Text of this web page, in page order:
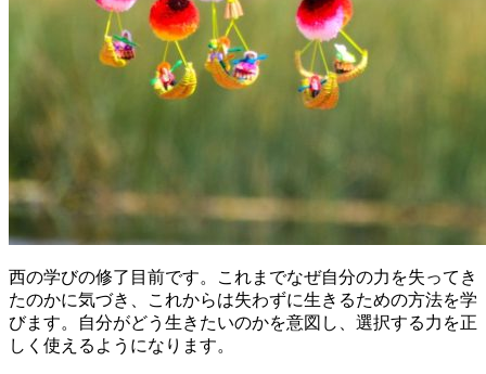
西の学びの修了目前です。これまでなぜ自分の力を失ってき
たのかに気づき、これからは失わずに生きるための方法を学
びます。自分がどう生きたいのかを意図し、選択する力を正
しく使えるようになります。